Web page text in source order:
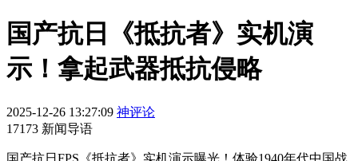
国产抗日《抵抗者》实机演
示！拿起武器抵抗侵略
2025-12-26 13:27:09 神评论
17173 新闻导语
国产抗日FPS《抵抗者》实机演示曝光！体验1940年代中国战